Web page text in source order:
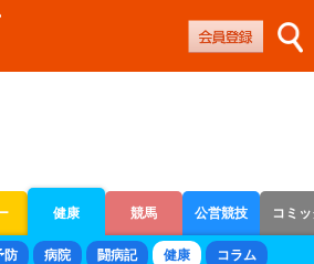
健康 競馬 公営競技 コミ
ートレース
防 病院 闘病記 健康 コラム